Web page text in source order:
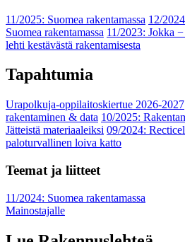
11/2025: Suomea rakentamassa 12/
Suomea rakentamassa 11/2023: Jokka
lehti kestävästä rakentamisesta
Tapahtumia
Urapolkuja-oppilaitoskiertue 2026-2027
rakentaminen & data 10/2025:
Jätteistä materiaaleiksi 09/2024:
paloturvallinen loiva katto
Teemat ja liitteet
11/2024: Suomea rakentamassa
Mainostajalle